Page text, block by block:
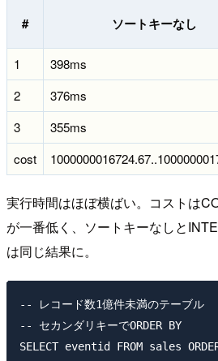
# ソートキーなし
1 398ms
2
376ms
3
355ms
cost
実行時間はほぼ横ばい。コストは
が一番低く、ソートキーなしと
は同じ結果に。
-- レコード数1億件未満のテーブル
-- セカンダリキーでORDER BY
SELECT eventid FROM sales